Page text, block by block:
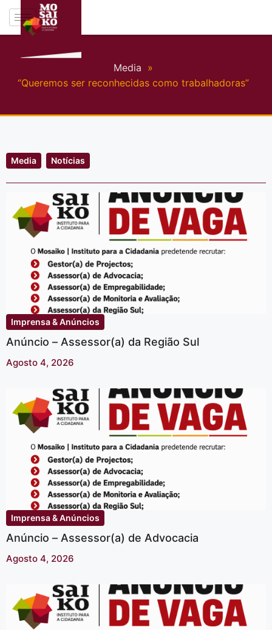
Media »
“Queremos ser reconhecidas como trabalhadoras”
Media Notícias
Imprensa & Anúncios
Anúncio – Assessor(a) da Região Sul
Agosto 4, 2026
Imprensa & Anúncios
Anúncio – Assessor(a) de Advocacia
Agosto 4, 2026